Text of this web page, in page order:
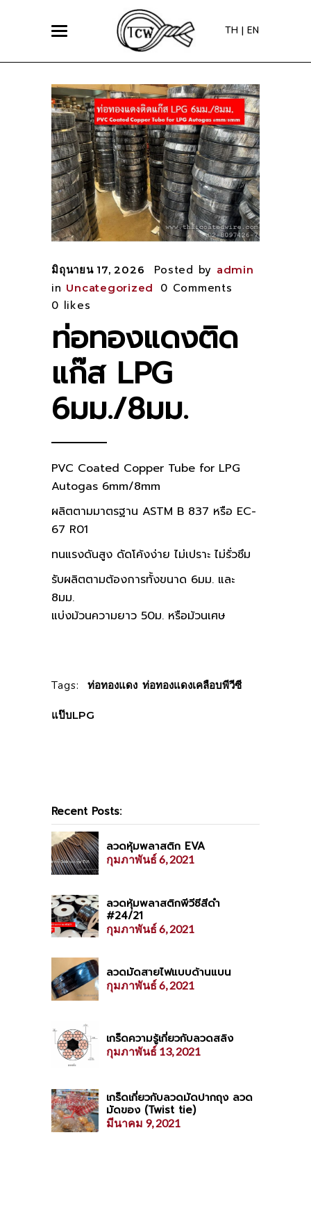
TH | EN
มิถุนายน 17, 2026 Posted by admin
in Uncategorized
0 Comments
0 likes
ท่อทองแดงติด
แก๊ส LPG
6มม./8มม.
PVC Coated Copper Tube for LPG
Autogas 6mm/8mm
ผลิตตามมาตรฐาน ASTM B 837 หรือ EC-
67 R01
ทนแรงดันสูง ดัดโค้งง่าย ไม่เปราะ ไม่รั่วซึม
รับผลิตตามต้องการทั้งขนาด 6มม. และ
8มม.
แบ่งม้วนความยาว 50ม. หรือม้วนเศษ
Tags: ท่อทองแดง ท่อทองแดงเคลือบพีวีซี,
แป๊บLPG
Recent Posts:
ลวดหุ้มพลาสติก EVA
กุมภาพันธ์ 6, 2021
ลวดหุ้มพลาสติกพีวีซีสีดำ
#24/21
กุมภาพันธ์ 6, 2021
ลวดมัดสายไฟแบบด้านแบน
กุมภาพันธ์ 6, 2021
เกร็ดความรู้เกี่ยวกับลวดสลิง
กุมภาพันธ์ 13, 2021
เกร็ดเกี่ยวกับลวดมัดปากถุง ลวด
มัดของ (Twist tie)
มีนาคม 9, 2021